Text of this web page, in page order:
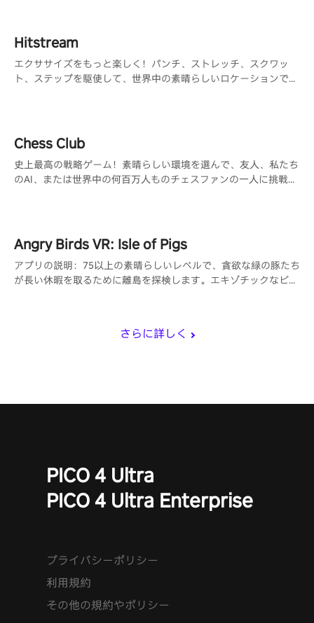
さらに詳しく
Hitstream
エクササイズをもっと楽しく！パンチ、ストレッチ、スクワッ
ト、ステップを駆使して、世界中の素晴らしいロケーションで楽
Chess Club
史上最高の戦略ゲーム！素晴らしい環境を選んで、友人、私たち
のAI、または世界中の何百万人ものチェスファンの一人に挑戦し
Angry Birds VR: Isle of Pigs
アプリの説明：75以上の素晴らしいレベルで、貪欲な緑の豚たち
が長い休暇を取るために離島を探検します。エキゾチックなビー
PICO 4 Ultra
PICO 4 Ultra Enterprise
プライバシーポリシー
利用規約
その他の規約やポリシー